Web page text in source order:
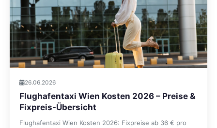
26.06.2026
Flughafentaxi Wien Kosten 2026 – Preise &
Fixpreis-Übersicht
Flughafentaxi Wien Kosten 2026: Fixpreise ab 36 € pro